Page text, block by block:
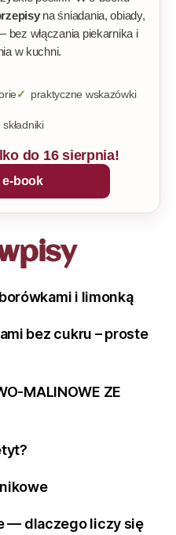
na śniadania, obiady,
włączania piekarnika i
w kuchni.
praktyczne wskazówki
do 16 sierpnia!
e-book
i limonką
bez cukru – proste
MALINOWE ZE
— dlaczego liczy się